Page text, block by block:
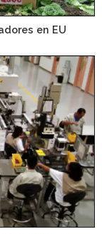
en EU